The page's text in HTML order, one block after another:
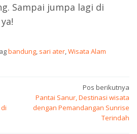
Sampai jumpa lagi di
bandung, sari ater,Wisata Alam
Pos berikutnya
Pantai Sanur, Destinasi wisata
dengan Pemandangan Sunrise
Terindah